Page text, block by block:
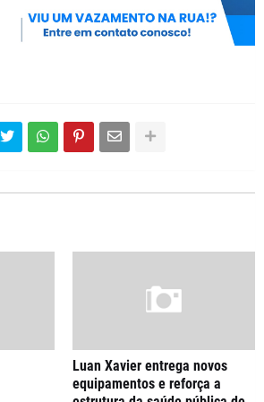
Luan Xavier entrega novos
equipamentos e reforça a